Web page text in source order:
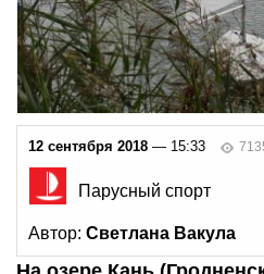
12 сентября 2018 — 15:33
Парусный спорт
Автор: Светлана Вакула